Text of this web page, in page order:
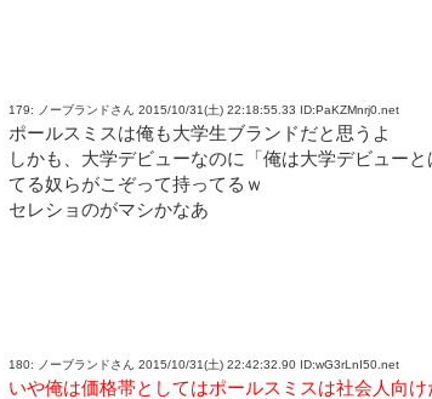
179: ノーブランドさん 2015/10/31(土) 22:18:55.33 ID:PaKZMnrj0.net
ポールスミスは俺も大学生ブランドだと思うよ
しかも、大学デビューなのに「俺は大学デビュー
てる奴らがこぞって持ってるｗ
セレショのがマシかなあ
180: ノーブランドさん 2015/10/31(土) 22:42:32.90 ID:wG3rLnI50.net
いや俺は価格帯としてはポールスミスは社会人向け